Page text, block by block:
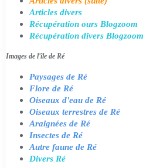
Articles divers
Récupération ours Blogzoom
Récupération divers Blogzoom
Images de l'île de Ré
Paysages de Ré
Flore de Ré
Oiseaux d'eau de Ré
Oiseaux terrestres de Ré
Araignées de Ré
Insectes de Ré
Autre faune de Ré
Divers Ré